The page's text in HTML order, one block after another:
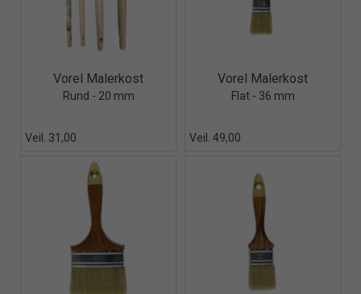
Quick View+
Vorel Malerkost
Rund - 20 mm
Veil. 31,00
Quick View+
Vorel Malerkost
Flat - 36 mm
Veil. 49,00